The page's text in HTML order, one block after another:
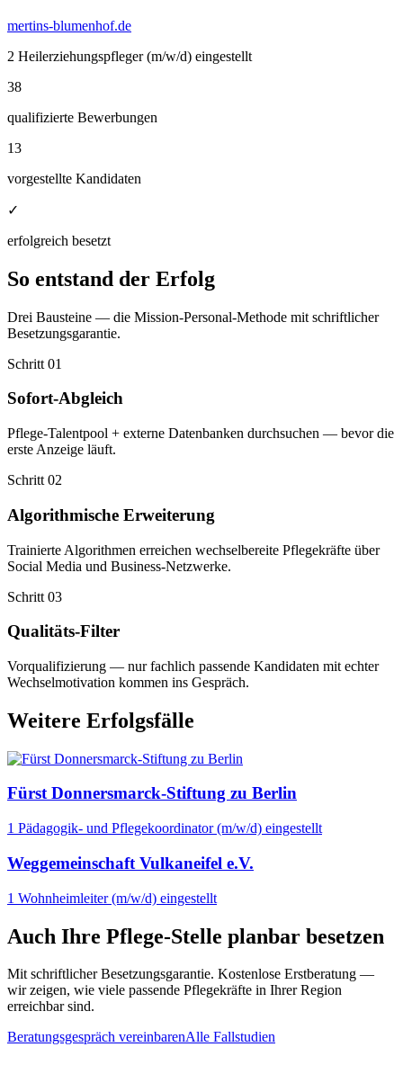
mertins-blumenhof.de
2 Heilerziehungspfleger (m/w/d) eingestellt
38
qualifizierte Bewerbungen
13
vorgestellte Kandidaten
✓
erfolgreich besetzt
So entstand der Erfolg
Drei Bausteine — die Mission-Personal-Methode mit schriftlicher
Besetzungsgarantie.
Schritt 01
Sofort-Abgleich
Pflege-Talentpool + externe Datenbanken durchsuchen — bevor die
erste Anzeige läuft.
Schritt 02
Algorithmische Erweiterung
Trainierte Algorithmen erreichen wechselbereite Pflegekräfte über
Social Media und Business-Netzwerke.
Schritt 03
Qualitäts-Filter
Vorqualifizierung — nur fachlich passende Kandidaten mit echter
Wechselmotivation kommen ins Gespräch.
Weitere Erfolgsfälle
Fürst Donnersmarck-Stiftung zu Berlin
1 Pädagogik- und Pflegekoordinator (m/w/d) eingestellt
Weggemeinschaft Vulkaneifel e.V.
1 Wohnheimleiter (m/w/d) eingestellt
Auch Ihre Pflege-Stelle planbar besetzen
Mit schriftlicher Besetzungsgarantie. Kostenlose Erstberatung —
wir zeigen, wie viele passende Pflegekräfte in Ihrer Region
erreichbar sind.
Beratungsgespräch vereinbarenAlle Fallstudien